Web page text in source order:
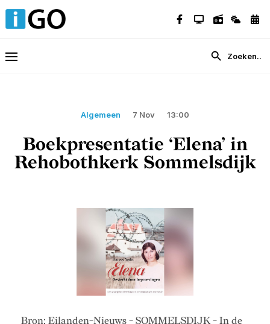
Algemeen 7 Nov 13:00
Boekpresentatie ‘Elena’ in
Rehobothkerk Sommelsdijk
Bron: Eilanden-Nieuws - SOMMELSDIJK - In de